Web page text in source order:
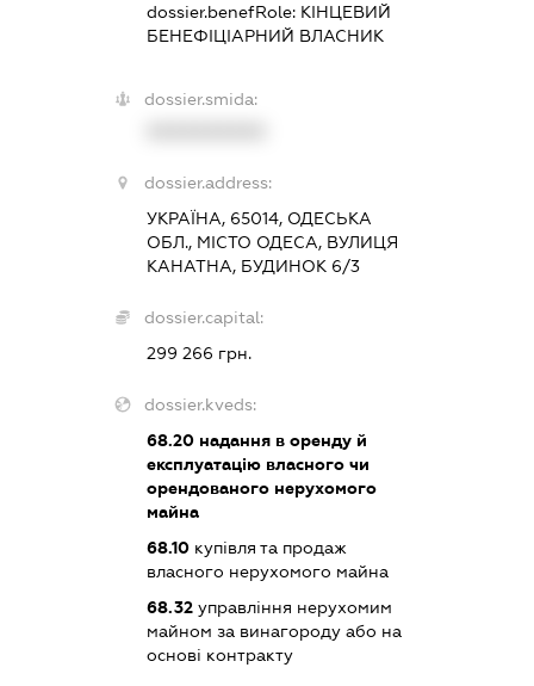
dossier.benefRole: КІНЦЕВИЙ
БЕНЕФІЦІАРНИЙ ВЛАСНИК
dossier.smida:
dossier.address:
УКРАЇНА, 65014, ОДЕСЬКА
ОБЛ., МІСТО ОДЕСА, ВУЛИЦЯ
КАНАТНА, БУДИНОК 6/3
dossier.capital:
299 266 грн.
dossier.kveds:
68.20надання в оренду й
експлуатацію власного чи
орендованого нерухомого
майна
68.10купівля та продаж
власного нерухомого майна
68.32управління нерухомим
майном за винагороду або на
основі контракту